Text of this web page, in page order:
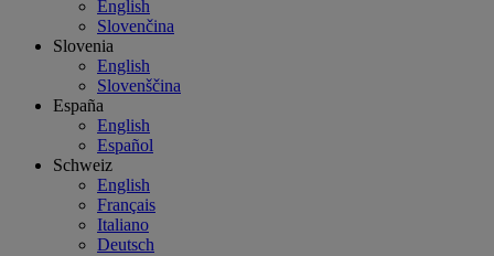
English
Slovenčina
Slovenia
English
Slovenščina
España
English
Español
Schweiz
English
Français
Italiano
Deutsch